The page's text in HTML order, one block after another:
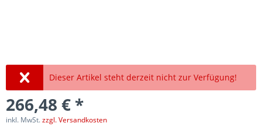
Dieser Artikel steht derzeit nicht zur Verfügung!
266,48 € *
inkl. MwSt.zzgl. Versandkosten